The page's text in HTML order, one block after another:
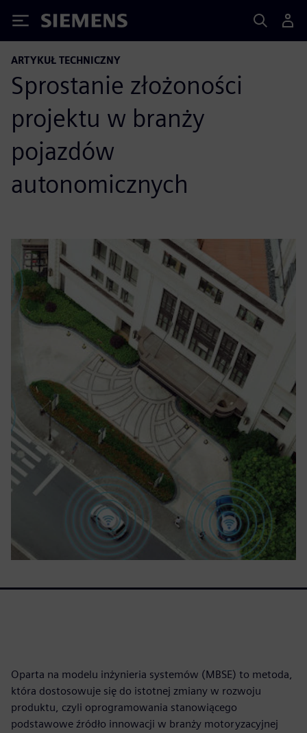
Siemens
ARTYKUŁ TECHNICZNY
Sprostanie złożoności
projektu w branży
pojazdów
autonomicznych
Oparta na modelu inżynieria systemów (MBSE) to metoda,
która dostosowuje się do istotnej zmiany w rozwoju
produktu, czyli oprogramowania stanowiącego
podstawowe źródło innowacji w branży motoryzacyjnej